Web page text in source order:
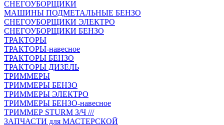
СНЕГОУБОРЩИКИ
МАШИНЫ ПОДМЕТАЛЬНЫЕ БЕНЗО
СНЕГОУБОРЩИКИ ЭЛЕКТРО
СНЕГОУБОРЩИКИ БЕНЗО
ТРАКТОРЫ
ТРАКТОРЫ-навесное
ТРАКТОРЫ БЕНЗО
ТРАКТОРЫ ДИЗЕЛЬ
ТРИММЕРЫ
ТРИММЕРЫ БЕНЗО
ТРИММЕРЫ ЭЛЕКТРО
ТРИММЕРЫ БЕНЗО-навесное
ТРИММЕР STURM З/Ч ///
ЗАПЧАСТИ для МАСТЕРСКОЙ